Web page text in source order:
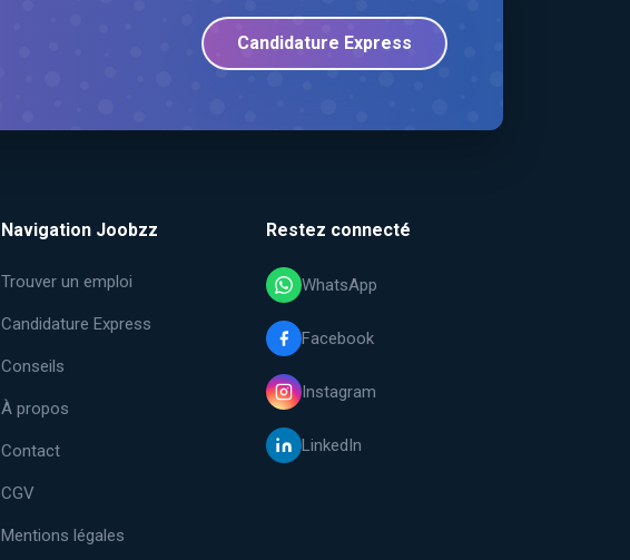
Candidature Express
Navigation Joobzz
Trouver un emploi
Candidature Express
Conseils
À propos
Contact
CGV
Mentions légales
Restez connecté
WhatsApp
Facebook
Instagram
LinkedIn